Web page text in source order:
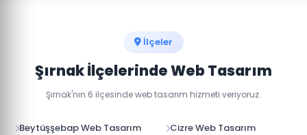
İlçeler
Şırnak İlçelerinde Web Tasarım
Şırnak'nın 6 ilçesinde web tasarım hizmeti veriyoruz.
Beytüşşebap Web Tasarım Cizre Web Tasarım